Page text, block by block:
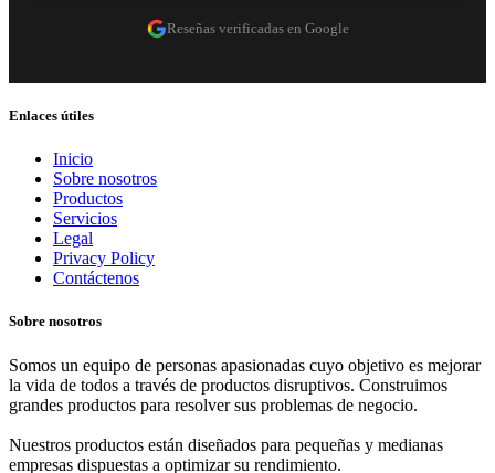
Reseñas verificadas en Google
Enlaces útiles
Inicio
Sobre nosotros
Productos
Servicios
Legal
Privacy Policy
Contáctenos
Sobre nosotros
Somos un equipo de personas apasionadas cuyo objetivo es mejorar
la vida de todos a través de productos disruptivos. Construimos
grandes productos para resolver sus problemas de negocio.
Nuestros productos están diseñados para pequeñas y medianas
empresas dispuestas a optimizar su rendimiento.